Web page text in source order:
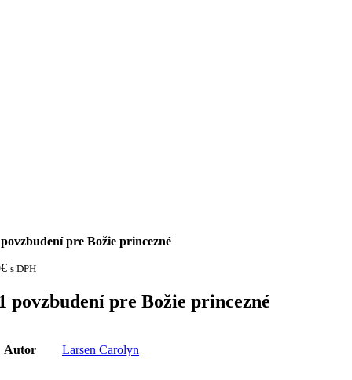
pre Božie princezné
€ s DPH
povzbudení pre Božie princezné
Autor Larsen Carolyn